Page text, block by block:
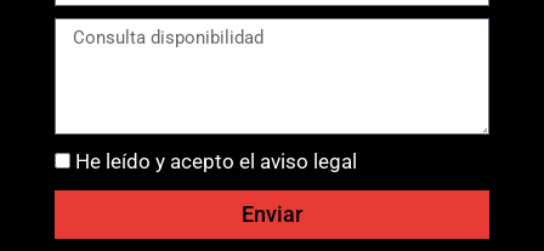
He leído y acepto el aviso legal
Enviar